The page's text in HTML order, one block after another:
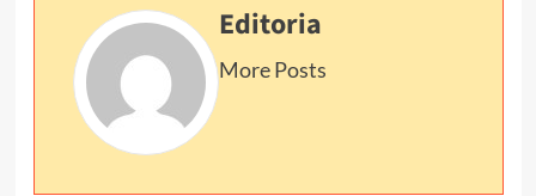
Editoria
More Posts